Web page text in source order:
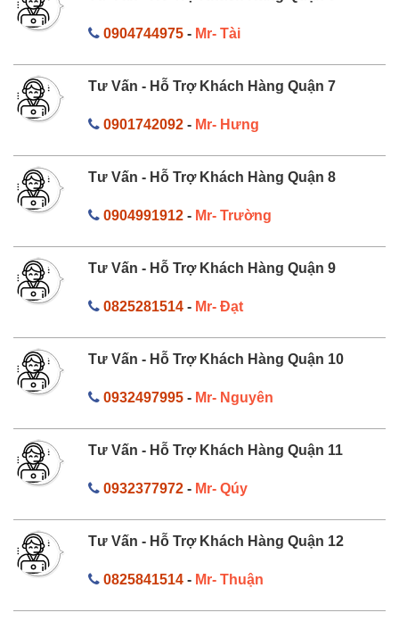
0904744975- Mr- Tài
Tư Vấn - Hỗ Trợ Khách Hàng Quận 7
0901742092- Mr- Hưng
Tư Vấn - Hỗ Trợ Khách Hàng Quận 8
0904991912- Mr- Trường
Tư Vấn - Hỗ Trợ Khách Hàng Quận 9
0825281514- Mr- Đạt
Tư Vấn - Hỗ Trợ Khách Hàng Quận 10
0932497995- Mr- Nguyên
Tư Vấn - Hỗ Trợ Khách Hàng Quận 11
0932377972- Mr- Qúy
Tư Vấn - Hỗ Trợ Khách Hàng Quận 12
0825841514- Mr- Thuận